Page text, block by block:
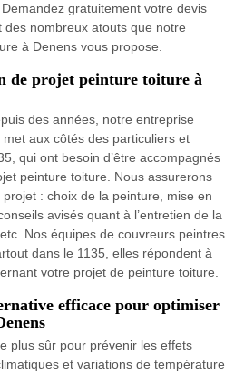
gratuitement votre devis
nombreux atouts que notre
à Denens vous propose.
de projet peinture toiture à
des années, notre entreprise
aux côtés des particuliers et
qui ont besoin d’être accompagnés
peinture toiture. Nous assurerons
: choix de la peinture, mise en
avisés quant à l’entretien de la
Nos équipes de couvreurs peintres
dans le 1135, elles répondent à
votre projet de peinture toiture.
efficace pour optimiser
plus sûr pour prévenir les effets
et variations de température